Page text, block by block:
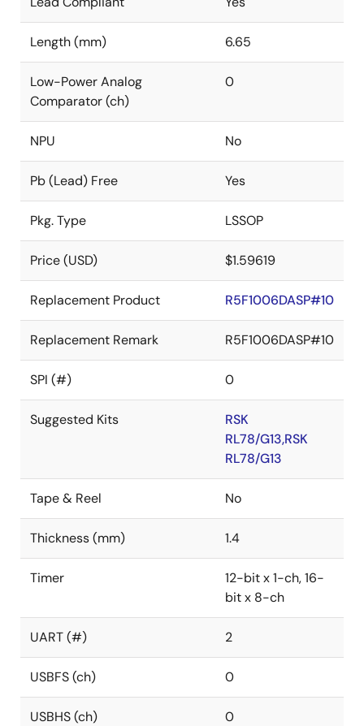
Length (mm) 6.65
Low-Power Analog
Comparator (ch)
0
NPU No
Pb (Lead) Free Yes
Pkg. Type LSSOP
Price (USD) $1.59619
Replacement Product R5F1006DASP#10
Replacement Remark R5F1006DASP#10
SPI (#) 0
Suggested Kits
RSK
RL78/G13,RSK
RL78/G13
Tape & Reel No
Thickness (mm) 1.4
Timer
12-bit x 1-ch, 16-
bit x 8-ch
UART (#) 2
USBFS (ch) 0
USBHS (ch) 0